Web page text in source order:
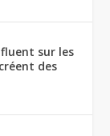
sur les
des